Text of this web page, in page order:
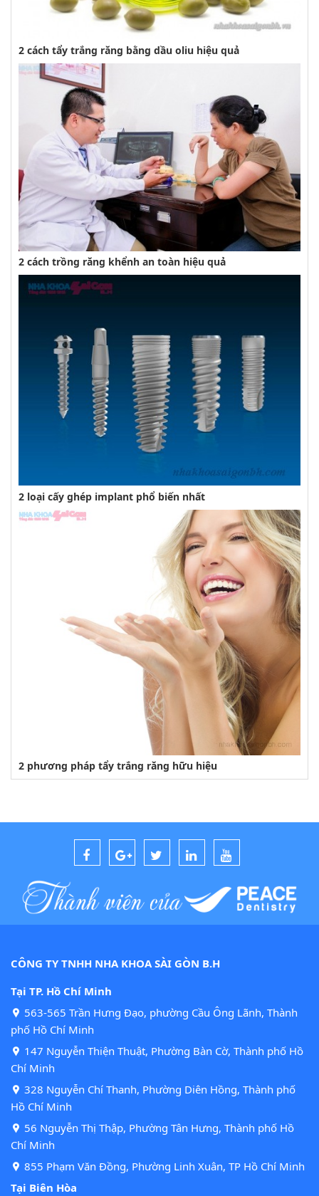
2 cách tẩy trắng răng bằng dầu oliu hiệu quả
2 cách trồng răng khểnh an toàn hiệu quả
2 loại cấy ghép implant phổ biến nhất
2 phương pháp tẩy trắng răng hữu hiệu
CÔNG TY TNHH NHA KHOA SÀI GÒN B.H
Tại TP. Hồ Chí Minh
563-565 Trần Hưng Đạo, phường Cầu Ông Lãnh, Thành
phố Hồ Chí Minh
147 Nguyễn Thiện Thuật, Phường Bàn Cờ, Thành phố Hồ
Chí Minh
328 Nguyễn Chí Thanh, Phường Diên Hồng, Thành phố
Hồ Chí Minh
56 Nguyễn Thị Thập, Phường Tân Hưng, Thành phố Hồ
Chí Minh
855 Phạm Văn Đồng, Phường Linh Xuân, TP Hồ Chí Minh
Tại Biên Hòa